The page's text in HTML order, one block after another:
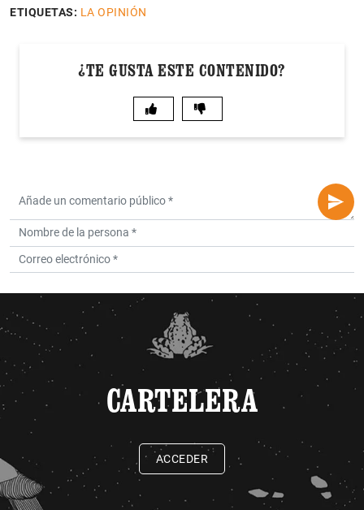
ETIQUETAS: LA OPINIÓN
¿TE GUSTA ESTE CONTENIDO?
CARTELERA
ACCEDER